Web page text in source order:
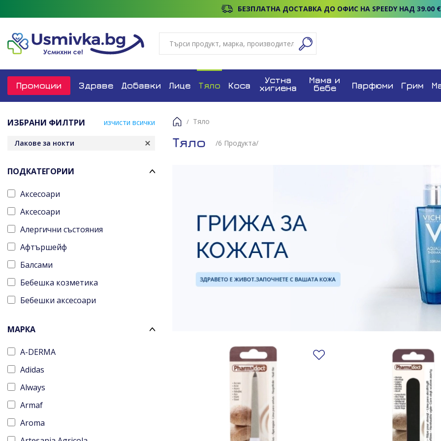
БЕЗПЛАТНА ДОСТАВКА ДО ОФИС НА SPEEDY НАД 39.00 €
Промоции Здраве Добавки Лице Тяло Коса
Устна
хигиена
Мама и
бебе Парфюми Грим
ИЗБРАНИ ФИЛТРИ изчисти всички
Лакове за нокти
ПОДКАТЕГОРИИ
Аксесоари
Аксесоари
Алергични състояния
Афтършейф
Балсами
Бебешка козметика
Бебешки аксесоари
Боди мист за жени
Болка
Бронзанти
Бръснене
Гелове за лице
Грижа без отмиване
МАРКА
A-DERMA
Adidas
Always
Armaf
Aroma
Тяло
Тяло /6 Продуктa/
Добави в любими